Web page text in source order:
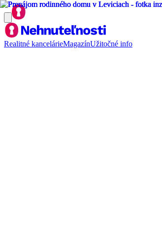
Realitné kancelárieMagazínUžitočné info